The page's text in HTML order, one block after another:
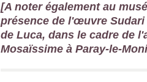
[A noter également au
présence de l'œuvre Sudari
de Luca, dans le cadre de
Mosaïssime à Paray-le-